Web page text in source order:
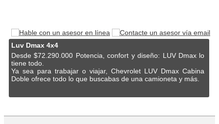
Luv Dmax 4x4
Desde $72.290.000 Potencia, confort y diseño: LUV Dmax lo
tiene todo.
Ya sea para trabajar o viajar, Chevrolet LUV Dmax Cabina
Doble ofrece todo lo que buscabas de una camioneta y más.